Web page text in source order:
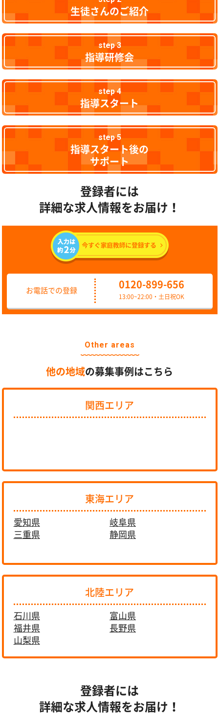
生徒さんのご紹介
step 3
指導研修会
step 4
指導スタート
step 5
指導スタート後の
サポート
登録者には
詳細な求人情報をお届け！
お電話での登録
0120-899-656
13:00~22:00・土日祝OK
Other areas
他の地域の募集事例はこちら
関西エリア
東海エリア
愛知県
岐阜県
三重県
静岡県
北陸エリア
石川県
富山県
福井県
長野県
山梨県
登録者には
詳細な求人情報をお届け！